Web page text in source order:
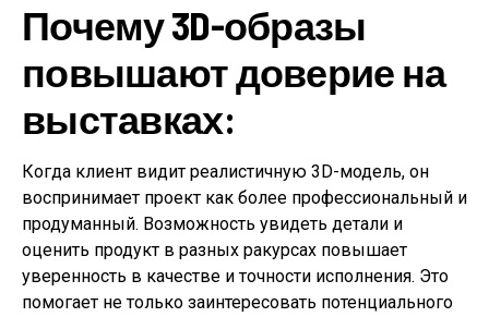
Почему 3D-образы
повышают доверие на
выставках:
Когда клиент видит реалистичную 3D-модель, он
воспринимает проект как более профессиональный и
продуманный. Возможность увидеть детали и
оценить продукт в разных ракурсах повышает
уверенность в качестве и точности исполнения. Это
помогает не только заинтересовать потенциального